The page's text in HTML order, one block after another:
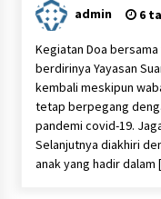
Fitri
5
5
admin 6
Kegiatan Doa
berdirinya Yayasan
kembali meskipun
tetap berpegang
pandemi covid-19.
Selanjutnya diakhiri
anak yang hadir